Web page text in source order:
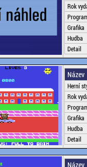
Rok
Grafika
Hudba
Detail
Název
Herní
Rok
Grafika
Hudba
Detail
Název